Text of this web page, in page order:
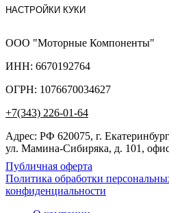
НАСТРОЙКИ КУКИ
ООО "Моторные Компоненты"
ИНН: 6670192764
ОГРН: 1076670034627
+7(343) 226-01-64
Адрес: РФ 620075, г.
ул. Мамина-Сибиряка, д. 101,
Публичная оферта
Политика обработки
конфиденциальности